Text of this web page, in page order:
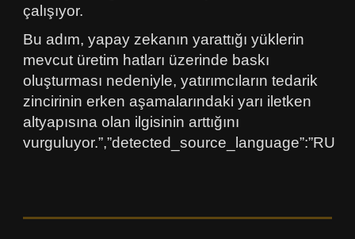
çalışıyor.
Bu adım, yapay zekanın yarattığı yüklerin
mevcut üretim hatları üzerinde baskı
oluşturması nedeniyle, yatırımcıların tedarik
zincirinin erken aşamalarındaki yarı iletken
altyapısına olan ilgisinin arttığını
vurguluyor.”,”detected_source_language”:”RU